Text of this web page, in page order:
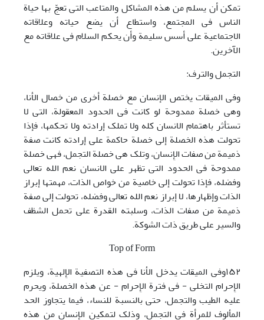
تمکن أن یسلم من هذه المشاکل والمتاعب التی تعجّ بها حیاة
الناس فی المجتمع، واستطاع أن یضع حیاته وعلاقاته
الاجتماعیة علی أسس سلیمة وأن یحکم السلام فی علاقاته مع
الآخرین.
التجمل والترف:
وفی المیقات یختص الإنسان مع خصلة أخری من خصال الأنا،
وهی خصلة ممدوحة لو کانت فی الحدود المعقولة، التی لا
تستأثر باهتمام الانسان کله ولا تملک إرادته ولا تحکمها، فإذا
تحولت هذه الخصلة إلی خصلة حاکمة علی إرادته کانت صفة
ذمیمة من صفات الإِنسان، وتلک هی خصلة التجمل، فهی خصلة
ممدوحة فی الحدود التی تظهر علی الانسان نعم الله تعالی
وفضله، فإذا تحولت إلی خاصیة من خواص الذات، مهمتها إبراز
الذات وإظهارها، لا إبراز نعم الله تعالی وفضله، تحولت إلی صفة
ذمیمة من صفات الذات، وسلبته القدرة علی تحمل الشظف
والسیر علی طریق ذات الشوکة.
Top of Form
١۵٢وفی المیقات یدخل الأنا فی هذه التصفیة الإِلهیة، ویلزم
الإِحرام التخلی - فی فترة الإِحرام - عن هذه الخصلة، ویحرم
علیه الطیب والتجمل، حتی بالنسبة للنساء، فیما یتجاوز الحد
المألوف للمرأة فی التجمل، وذلک لتمکین الإِنسان من هذه